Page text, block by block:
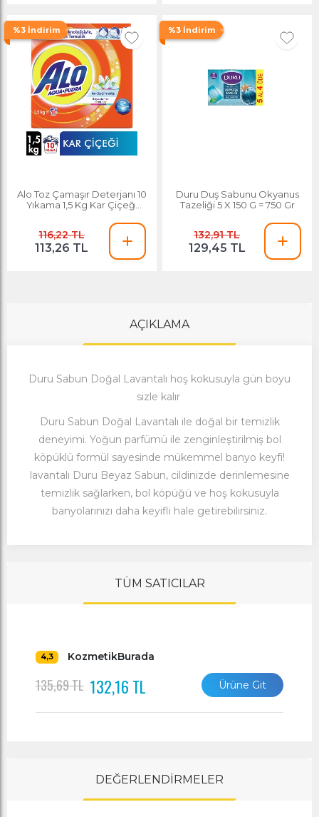
%3 İndirim
Alo Toz Çamaşır Deterjanı 10
Yıkama 1,5 Kg Kar Çiçeği
116,22 TL
113,26 TL
%3 İndirim
Duru Duş Sabunu Okyanus
Tazeliği 5 X 150 G = 750 Gr
132,91 TL
129,45 TL
AÇIKLAMA
Duru Sabun Doğal Lavantalı hoş kokusuyla gün boyu
sizle kalır
Duru Sabun Doğal Lavantalı ile doğal bir temizlik
deneyimi. Yoğun parfümü ile zenginleştirilmiş bol
köpüklü formül sayesinde mükemmel banyo keyfi!
lavantalı Duru Beyaz Sabun, cildinizde derinlemesine
temizlik sağlarken, bol köpüğü ve hoş kokusuyla
banyolarınızı daha keyifli hale getirebilirsiniz.
TÜM SATICILAR
4,3 KozmetikBurada
135,69 TL 132,16 TL Ürüne Git
DEĞERLENDİRMELER